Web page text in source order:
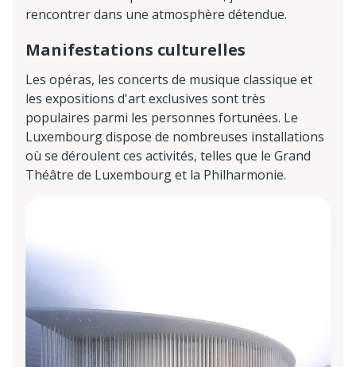
rencontrer dans une atmosphère détendue.
Manifestations culturelles
Les opéras, les concerts de musique classique et
les expositions d'art exclusives sont très
populaires parmi les personnes fortunées. Le
Luxembourg dispose de nombreuses installations
où se déroulent ces activités, telles que le Grand
Théâtre de Luxembourg et la Philharmonie.